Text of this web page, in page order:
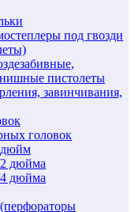
под гвозди
пистолеты
завинчивания,
головок
дюйм
дюйма
дюйма